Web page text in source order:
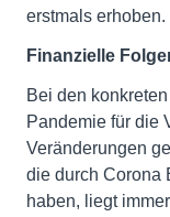
erstmals erhoben.
Finanzielle
Bei den
Pandemie für die
Veränderungen
die durch Corona
haben, liegt